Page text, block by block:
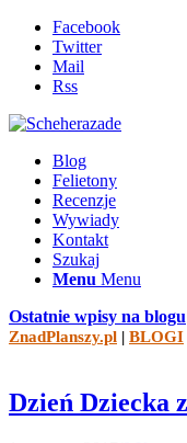
Facebook
Twitter
Mail
Rss
Blog
Felietony
Recenzje
Wywiady
Kontakt
Szukaj
Menu Menu
Ostatnie wpisy na blogu
ZnadPlanszy.pl | BLOGI
Dzień Dziecka